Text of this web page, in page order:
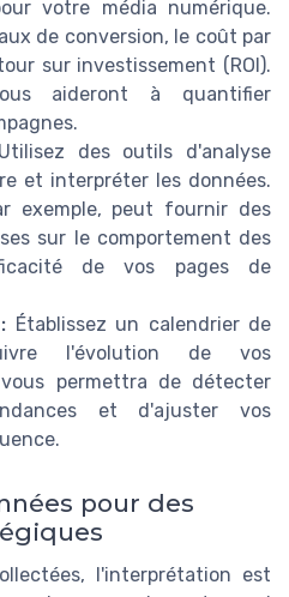
votre média numérique.
de conversion, le coût par
sur investissement (ROI).
aideront à quantifier
des outils d'analyse
et interpréter les données.
exemple, peut fournir des
sur le comportement des
de vos pages de
Établissez un calendrier de
l'évolution de vos
permettra de détecter
et d'ajuster vos
pour des
l'interprétation est